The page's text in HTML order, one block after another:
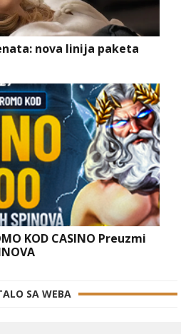
nova linija paketa
KOD CASINO Preuzmi
SA WEBA